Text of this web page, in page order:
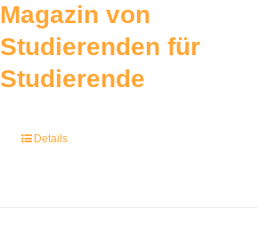
Magazin von
Studierenden für
Studierende
Details